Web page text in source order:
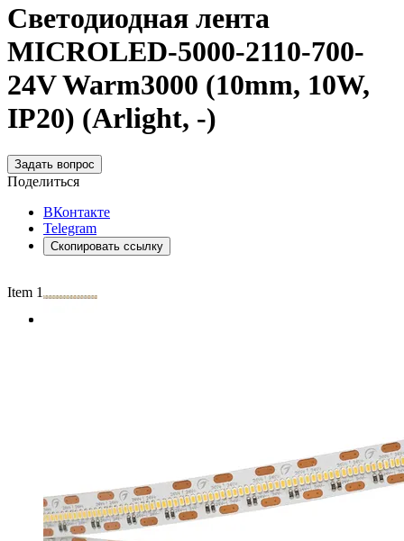
Светодиодная лента
MICROLED-5000-2110-700-
24V Warm3000 (10mm, 10W,
IP20) (Arlight, -)
Задать вопрос
Поделиться
ВКонтакте
Telegram
Скопировать ссылку
Item 1 of 2